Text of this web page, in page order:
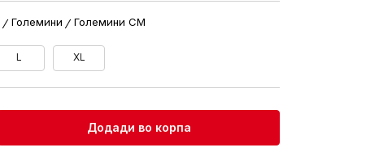
Големини Големини CM
L XL
Додади во корпа